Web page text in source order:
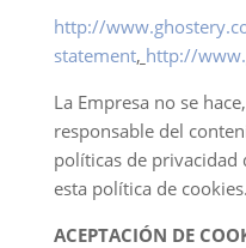
http://
statement, http://
La Empresa no se
responsable del
políticas de privacidad
esta política de cookies.
ACEPTACIÓN DE